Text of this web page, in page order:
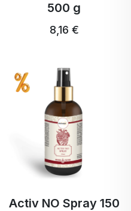
500 g
8,16 €
Activ NO Spray 150